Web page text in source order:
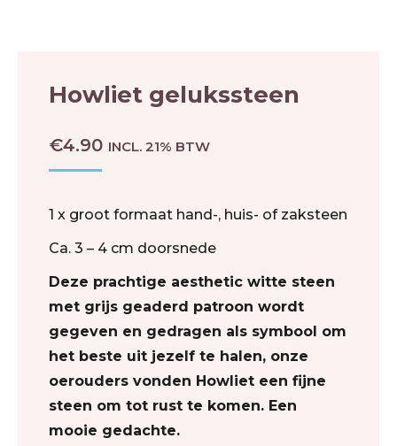
Howliet gelukssteen
€4.90 INCL. 21% BTW
1 x groot formaat hand-, huis- of zaksteen
Ca. 3 – 4 cm doorsnede
Deze prachtige aesthetic witte steen
met grijs geaderd patroon wordt
gegeven en gedragen als symbool om
het beste uit jezelf te halen, onze
oerouders vonden Howliet een fijne
steen om tot rust te komen. Een
mooie gedachte.